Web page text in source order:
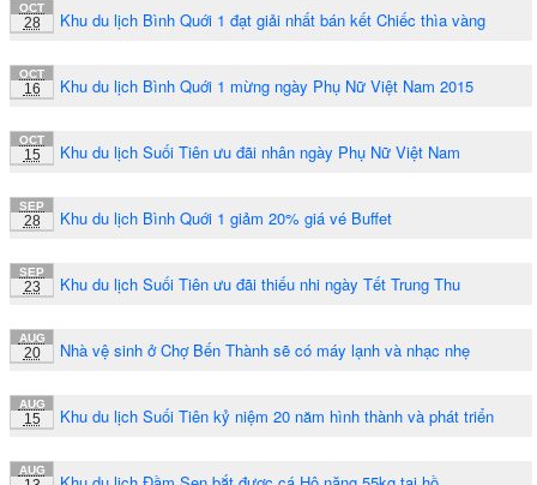
OCT
28 Khu du lịch Bình Quới 1 đạt giải nhất bán kết Chiếc thìa vàng
OCT
16 Khu du lịch Bình Quới 1 mừng ngày Phụ Nữ Việt Nam 2015
OCT
15 Khu du lịch Suối Tiên ưu đãi nhân ngày Phụ Nữ Việt Nam
SEP
28 Khu du lịch Bình Quới 1 giảm 20% giá vé Buffet
SEP
23 Khu du lịch Suối Tiên ưu đãi thiếu nhi ngày Tết Trung Thu
AUG
20 Nhà vệ sinh ở Chợ Bến Thành sẽ có máy lạnh và nhạc nhẹ
AUG
15 Khu du lịch Suối Tiên kỷ niệm 20 năm hình thành và phát triển
AUG